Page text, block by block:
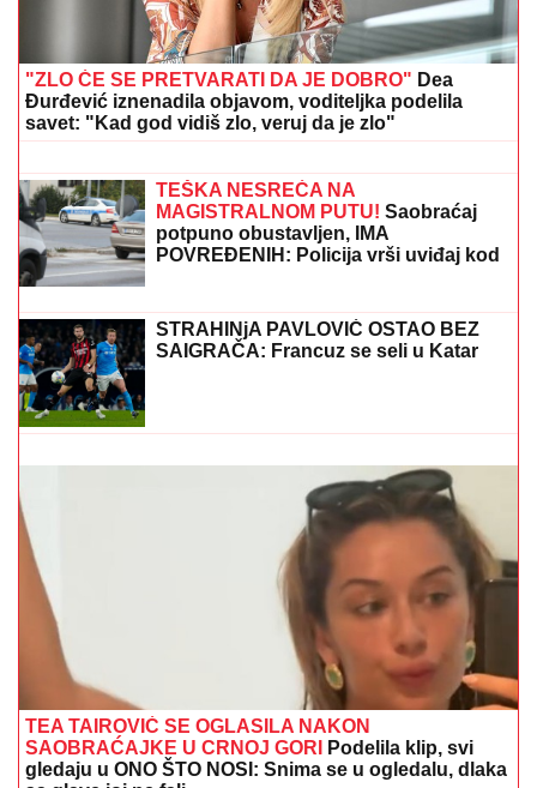
TOMOVIĆA U BARU
Zatvorili mu objekat nakon što je
pokrenuo biznis, hitno se oglasio: "Imamo zabranu"
Eminu Jahović je jedna trauma
OBELEŽILA ZA CEO ŽIVOT, ovo malo
ko zna: "Pao mi je na ruke, bilo mi je
strašno teško"
(VIDEO) SPECIJALCI GA JURE PO
DVORIŠTU I IMANJU! UValjevu
uhapšen begunac za kojim je bila
raspisana potraga: Objavljen
"ZLO ĆE SE PRETVARATI DA JE DOBRO"
Dea
Đurđević iznenadila objavom, voditeljka podelila
savet: "Kad god vidiš zlo, veruj da je zlo"
ŽENA MARKA JANKETIĆA U
Glumac objavio slike sa
letovanja, razmenjuju nežnosti na
plaži: On bez majice, pokazao koliko je
posvećen otac
TEŠKA NESREĆA NA
MAGISTRALNOM PUTU!Saobraćaj